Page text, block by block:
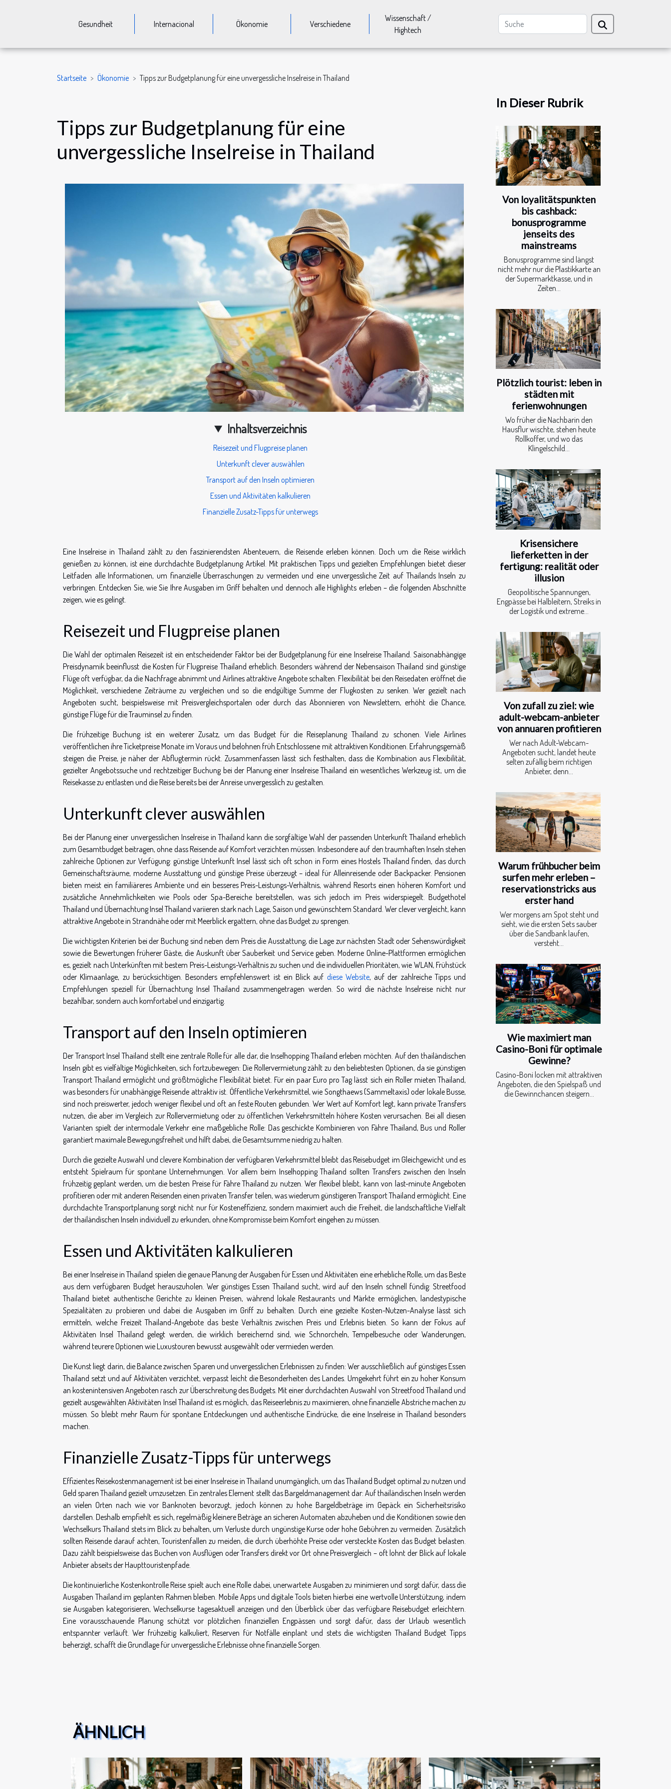
Gesundheit Internacional Ökonomie Verschiedene
Wissenschaft /
Hightech
Startseite Ökonomie Tipps zur Budgetplanung für eine unvergessliche Inselreise in Thailand
Tipps zur Budgetplanung für eine
unvergessliche Inselreise in Thailand
Inhaltsverzeichnis
Reisezeit und Flugpreise planen
Unterkunft clever auswählen
Transport auf den Inseln optimieren
Essen und Aktivitäten kalkulieren
Finanzielle Zusatz-Tipps für unterwegs
Eine Inselreise in Thailand zählt zu den faszinierendsten Abenteuern, die Reisende erleben können. Doch um die Reise wirklich
genießen zu können, ist eine durchdachte Budgetplanung Artikel. Mit praktischen Tipps und gezielten Empfehlungen bietet dieser
Leitfaden alle Informationen, um finanzielle Überraschungen zu vermeiden und eine unvergessliche Zeit auf Thailands Inseln zu
verbringen. Entdecken Sie, wie Sie Ihre Ausgaben im Griff behalten und dennoch alle Highlights erleben – die folgenden Abschnitte
zeigen, wie es gelingt.
Reisezeit und Flugpreise planen
Die Wahl der optimalen Reisezeit ist ein entscheidender Faktor bei der Budgetplanung für eine Inselreise Thailand. Saisonabhängige
Preisdynamik beeinflusst die Kosten für Flugpreise Thailand erheblich. Besonders während der Nebensaison Thailand sind günstige
Flüge oft verfügbar, da die Nachfrage abnimmt und Airlines attraktive Angebote schalten. Flexibilität bei den Reisedaten eröffnet die
Möglichkeit, verschiedene Zeiträume zu vergleichen und so die endgültige Summe der Flugkosten zu senken. Wer gezielt nach
Angeboten sucht, beispielsweise mit Preisvergleichsportalen oder durch das Abonnieren von Newslettern, erhöht die Chance,
günstige Flüge für die Trauminsel zu finden.
Die frühzeitige Buchung ist ein weiterer Zusatz, um das Budget für die Reiseplanung Thailand zu schonen. Viele Airlines
veröffentlichen ihre Ticketpreise Monate im Voraus und belohnen früh Entschlossene mit attraktiven Konditionen. Erfahrungsgemäß
steigen die Preise, je näher der Abflugtermin rückt. Zusammenfassen lässt sich festhalten, dass die Kombination aus Flexibilität,
gezielter Angebotssuche und rechtzeitiger Buchung bei der Planung einer Inselreise Thailand ein wesentliches Werkzeug ist, um die
Reisekasse zu entlasten und die Reise bereits bei der Anreise unvergesslich zu gestalten.
Unterkunft clever auswählen
Bei der Planung einer unvergesslichen Inselreise in Thailand kann die sorgfältige Wahl der passenden Unterkunft Thailand erheblich
zum Gesamtbudget beitragen, ohne dass Reisende auf Komfort verzichten müssen. Insbesondere auf den traumhaften Inseln stehen
zahlreiche Optionen zur Verfügung: günstige Unterkunft Insel lässt sich oft schon in Form eines Hostels Thailand finden, das durch
Gemeinschaftsräume, moderne Ausstattung und günstige Preise überzeugt – ideal für Alleinreisende oder Backpacker. Pensionen
bieten meist ein familiäreres Ambiente und ein besseres Preis-Leistungs-Verhältnis, während Resorts einen höheren Komfort und
zusätzliche Annehmlichkeiten wie Pools oder Spa-Bereiche bereitstellen, was sich jedoch im Preis widerspiegelt. Budgethotel
Thailand und Übernachtung Insel Thailand variieren stark nach Lage, Saison und gewünschtem Standard. Wer clever vergleicht, kann
attraktive Angebote in Strandnähe oder mit Meerblick ergattern, ohne das Budget zu sprengen.
Die wichtigsten Kriterien bei der Buchung sind neben dem Preis die Ausstattung, die Lage zur nächsten Stadt oder Sehenswürdigkeit
sowie die Bewertungen früherer Gäste, die Auskunft über Sauberkeit und Service geben. Moderne Online-Plattformen ermöglichen
es, gezielt nach Unterkünften mit bestem Preis-Leistungs-Verhältnis zu suchen und die individuellen Prioritäten, wie WLAN, Frühstück
oder Klimaanlage, zu berücksichtigen. Besonders empfehlenswert ist ein Blick auf diese Website, auf der zahlreiche Tipps und
Empfehlungen speziell für Übernachtung Insel Thailand zusammengetragen werden. So wird die nächste Inselreise nicht nur
bezahlbar, sondern auch komfortabel und einzigartig.
Transport auf den Inseln optimieren
Der Transport Insel Thailand stellt eine zentrale Rolle für alle dar, die Inselhopping Thailand erleben möchten. Auf den thailändischen
Inseln gibt es vielfältige Möglichkeiten, sich fortzubewegen: Die Rollervermietung zählt zu den beliebtesten Optionen, da sie günstigen
Transport Thailand ermöglicht und größtmögliche Flexibilität bietet. Für ein paar Euro pro Tag lässt sich ein Roller mieten Thailand,
was besonders für unabhängige Reisende attraktiv ist. Öffentliche Verkehrsmittel, wie Songthaews (Sammeltaxis) oder lokale Busse,
sind noch preiswerter, jedoch weniger flexibel und oft an feste Routen gebunden. Wer Wert auf Komfort legt, kann private Transfers
nutzen, die aber im Vergleich zur Rollervermietung oder zu öffentlichen Verkehrsmitteln höhere Kosten verursachen. Bei all diesen
Varianten spielt der intermodale Verkehr eine maßgebliche Rolle: Das geschickte Kombinieren von Fähre Thailand, Bus und Roller
garantiert maximale Bewegungsfreiheit und hilft dabei, die Gesamtsumme niedrig zu halten.
Durch die gezielte Auswahl und clevere Kombination der verfügbaren Verkehrsmittel bleibt das Reisebudget im Gleichgewicht und es
entsteht Spielraum für spontane Unternehmungen. Vor allem beim Inselhopping Thailand sollten Transfers zwischen den Inseln
frühzeitig geplant werden, um die besten Preise für Fähre Thailand zu nutzen. Wer flexibel bleibt, kann von last-minute Angeboten
profitieren oder mit anderen Reisenden einen privaten Transfer teilen, was wiederum günstigeren Transport Thailand ermöglicht. Eine
durchdachte Transportplanung sorgt nicht nur für Kosteneffizienz, sondern maximiert auch die Freiheit, die landschaftliche Vielfalt
der thailändischen Inseln individuell zu erkunden, ohne Kompromisse beim Komfort eingehen zu müssen.
Essen und Aktivitäten kalkulieren
Bei einer Inselreise in Thailand spielen die genaue Planung der Ausgaben für Essen und Aktivitäten eine erhebliche Rolle, um das Beste
aus dem verfügbaren Budget herauszuholen. Wer günstiges Essen Thailand sucht, wird auf den Inseln schnell fündig: Streetfood
Thailand bietet authentische Gerichte zu kleinen Preisen, während lokale Restaurants und Märkte ermöglichen, landestypische
Spezialitäten zu probieren und dabei die Ausgaben im Griff zu behalten. Durch eine gezielte Kosten-Nutzen-Analyse lässt sich
ermitteln, welche Freizeit Thailand-Angebote das beste Verhältnis zwischen Preis und Erlebnis bieten. So kann der Fokus auf
Aktivitäten Insel Thailand gelegt werden, die wirklich bereichernd sind, wie Schnorcheln, Tempelbesuche oder Wanderungen,
während teurere Optionen wie Luxustouren bewusst ausgewählt oder vermieden werden.
Die Kunst liegt darin, die Balance zwischen Sparen und unvergesslichen Erlebnissen zu finden: Wer ausschließlich auf günstiges Essen
Thailand setzt und auf Aktivitäten verzichtet, verpasst leicht die Besonderheiten des Landes. Umgekehrt führt ein zu hoher Konsum
an kostenintensiven Angeboten rasch zur Überschreitung des Budgets. Mit einer durchdachten Auswahl von Streetfood Thailand und
gezielt ausgewählten Aktivitäten Insel Thailand ist es möglich, das Reiseerlebnis zu maximieren, ohne finanzielle Abstriche machen zu
müssen. So bleibt mehr Raum für spontane Entdeckungen und authentische Eindrücke, die eine Inselreise in Thailand besonders
machen.
Finanzielle Zusatz-Tipps für unterwegs
Effizientes Reisekostenmanagement ist bei einer Inselreise in Thailand unumgänglich, um das Thailand Budget optimal zu nutzen und
Geld sparen Thailand gezielt umzusetzen. Ein zentrales Element stellt das Bargeldmanagement dar: Auf thailändischen Inseln werden
an vielen Orten nach wie vor Banknoten bevorzugt, jedoch können zu hohe Bargeldbeträge im Gepäck ein Sicherheitsrisiko
darstellen. Deshalb empfiehlt es sich, regelmäßig kleinere Beträge an sicheren Automaten abzuheben und die Konditionen sowie den
Wechselkurs Thailand stets im Blick zu behalten, um Verluste durch ungünstige Kurse oder hohe Gebühren zu vermeiden. Zusätzlich
sollten Reisende darauf achten, Touristenfallen zu meiden, die durch überhöhte Preise oder versteckte Kosten das Budget belasten.
Dazu zählt beispielsweise das Buchen von Ausflügen oder Transfers direkt vor Ort ohne Preisvergleich – oft lohnt der Blick auf lokale
Anbieter abseits der Haupttouristenpfade.
Die kontinuierliche Kostenkontrolle Reise spielt auch eine Rolle dabei, unerwartete Ausgaben zu minimieren und sorgt dafür, dass die
Ausgaben Thailand im geplanten Rahmen bleiben. Mobile Apps und digitale Tools bieten hierbei eine wertvolle Unterstützung, indem
sie Ausgaben kategorisieren, Wechselkurse tagesaktuell anzeigen und den Überblick über das verfügbare Reisebudget erleichtern.
Eine vorausschauende Planung schützt vor plötzlichen finanziellen Engpässen und sorgt dafür, dass der Urlaub wesentlich
entspannter verläuft. Wer frühzeitig kalkuliert, Reserven für Notfälle einplant und stets die wichtigsten Thailand Budget Tipps
beherzigt, schafft die Grundlage für unvergessliche Erlebnisse ohne finanzielle Sorgen.
In Dieser Rubrik
Von loyalitätspunkten
bis cashback:
bonusprogramme
jenseits des
mainstreams
Bonusprogramme sind längst
nicht mehr nur die Plastikkarte an
der Supermarktkasse, und in
Zeiten...
Plötzlich tourist: leben in
städten mit
ferienwohnungen
Wo früher die Nachbarin den
Hausflur wischte, stehen heute
Rollkoffer, und wo das
Klingelschild...
Krisensichere
lieferketten in der
fertigung: realität oder
illusion
Geopolitische Spannungen,
Engpässe bei Halbleitern, Streiks in
der Logistik und extreme...
Von zufall zu ziel: wie
adult-webcam-anbieter
von annuaren profitieren
Wer nach Adult-Webcam-
Angeboten sucht, landet heute
selten zufällig beim richtigen
Anbieter, denn...
Warum frühbucher beim
surfen mehr erleben –
reservationstricks aus
erster hand
Wer morgens am Spot steht und
sieht, wie die ersten Sets sauber
über die Sandbank laufen,
versteht...
Wie maximiert man
Casino-Boni für optimale
Gewinne?
Casino-Boni locken mit attraktiven
Angeboten, die den Spielspaß und
die Gewinnchancen steigern...
ÄHNLICH